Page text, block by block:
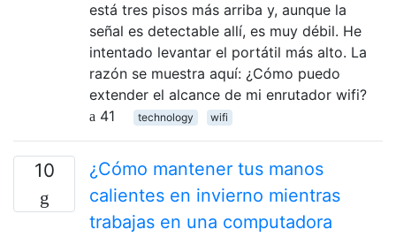
está tres pisos más arriba y, aunque la
señal es detectable allí, es muy débil. He
intentado levantar el portátil más alto. La
razón se muestra aquí: ¿Cómo puedo
extender el alcance de mi enrutador wifi?
41
technology wifi
10
¿Cómo mantener tus manos
calientes en invierno mientras
trabajas en una computadora